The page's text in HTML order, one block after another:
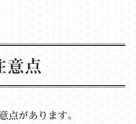
意点
点があります。